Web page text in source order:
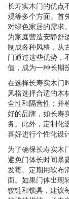
长寿实木门的优点
观等多个方面。首
对绿色家居的需求
为家庭营造安静舒
制成各种风格，从
门通过这些优势，
值，成为一种长期
在选择长寿实木门
风格选择合适的木
全性和隔音性；并
好的品牌，如长寿
务。此外，定制化
喜好进行个性化设
为了确保长寿实木
避免门体长时间暴
发霉。定期用软布
面。如果门体出现
铰链和锁具，建议